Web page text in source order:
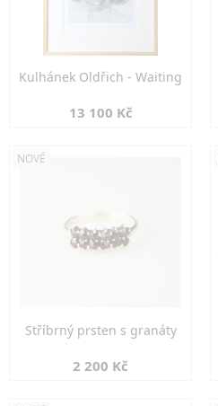
Kulhánek Oldřich - Waiting
13 100 Kč
NOVÉ
Stříbrný prsten s granáty
2 200 Kč